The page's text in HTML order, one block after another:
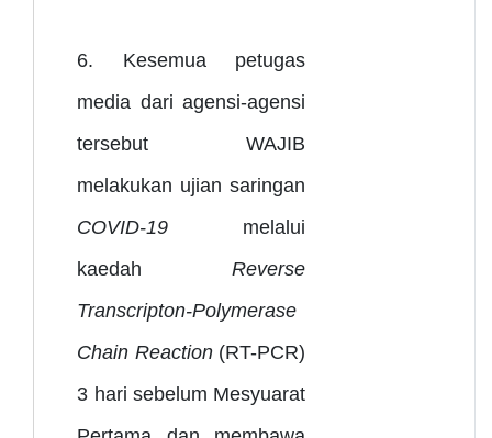
6. Kesemua petugas
media dari agensi-agensi
tersebut WAJIB
melakukan ujian saringan
COVID-19 melalui
kaedah Reverse
Transcripton-Polymerase
Chain Reaction(RT-PCR)
3 hari sebelum Mesyuarat